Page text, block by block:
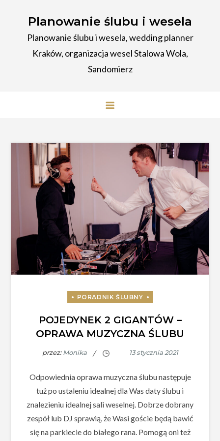
Planowanie ślubu i wesela
Planowanie ślubu i wesela, wedding planner
Kraków, organizacja wesel Stalowa Wola,
Sandomierz
POJEDYNEK 2 GIGANTÓW –
OPRAWA MUZYCZNA ŚLUBU
przez:Monika
Odpowiednia oprawa muzyczna ślubu następuje
tuż po ustaleniu idealnej dla Was daty ślubu i
znalezieniu idealnej sali weselnej. Dobrze dobrany
zespół lub DJ sprawią, że Wasi goście będą bawić
się na parkiecie do białego rana. Pomogą oni też